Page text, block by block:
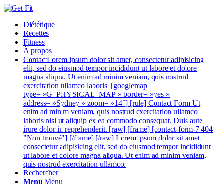
Diététique
Recettes
Fitness
À propos
ContactLorem ipsum dolor sit amet, consectetur adipisicing
elit, sed do eiusmod tempor incididunt ut labore et dolore
magna aliqua. Ut enim ad minim veniam, quis nostrud
exercitation ullamco laboris. [googlemap
type= »G_PHYSICAL_MAP » border= »yes »
address= »Sydney » zoom= »14″] [rule] Contact Form Ut
enim ad minim veniam, quis nostrud exercitation ullamco
laboris nisi ut aliquip ex ea commodo consequat. Duis aute
irure dolor in reprehenderit. [raw] [frame] [contact-form-7 404
"Non trouvé"] [/frame] [/raw] Lorem ipsum dolor sit amet,
consectetur adipisicing elit, sed do eiusmod tempor incididunt
ut labore et dolore magna aliqua. Ut enim ad minim veniam,
quis nostrud exercitation ullamco.
Rechercher
Menu Menu